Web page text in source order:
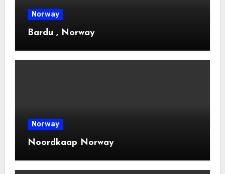
Norway
Bardu , Norway
Norway
Noordkaap Norway